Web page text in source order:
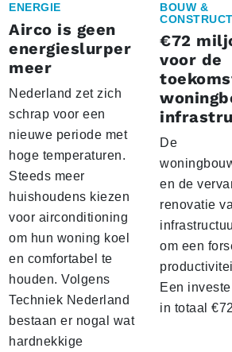
ENERGIE
Airco is geen
energieslurper
meer
Nederland zet zich
schrap voor een
nieuwe periode met
hoge temperaturen.
Steeds meer
huishoudens kiezen
voor airconditioning
om hun woning koel
en comfortabel te
houden. Volgens
Techniek Nederland
bestaan er nogal wat
hardnekkige
BOUW &
€72
voor de
De
en de
renovatie
om een
Een
in totaal